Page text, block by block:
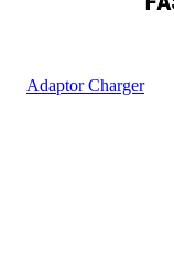
Adaptor Charger